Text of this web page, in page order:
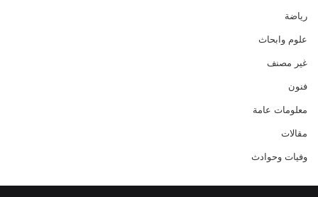
رياضة
علوم وابحاث
غير مصنف
فنون
معلومات عامة
مقالات
وفيات وحوادث